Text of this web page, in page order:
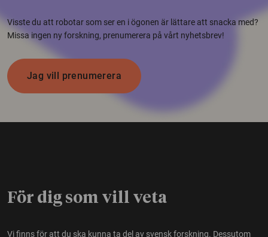
Visste du att robotar som ser en i ögonen är lättare att snacka med?
Missa ingen ny forskning, prenumerera på vårt nyhetsbrev!
Jag vill prenumerera
För dig som vill veta
Vi finns för att du ska kunna ta del av svensk forskning. Dessutom